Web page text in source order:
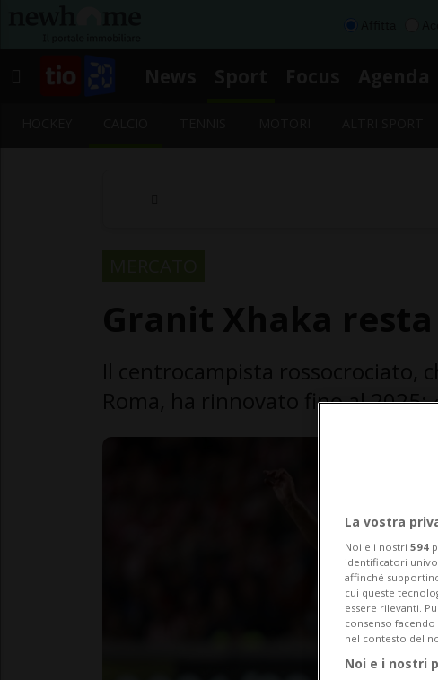
Roma, ha rinnovato fino al 2025:
La vostra
Noi e i nostri 594
identificatori
affinché
cui queste
essere rilevanti.
consenso
nel contesto del
Noi e i nostri